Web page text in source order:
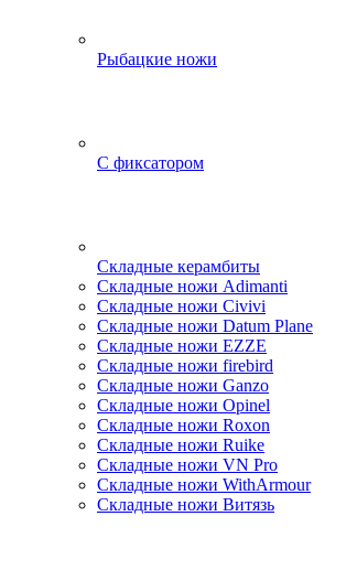
Рыбацкие ножи
С фиксатором
Складные керамбиты
Складные ножи Adimanti
Складные ножи Civivi
Складные ножи Datum Plane
Складные ножи EZZE
Складные ножи firebird
Складные ножи Ganzo
Складные ножи Opinel
Складные ножи Roxon
Складные ножи Ruike
Складные ножи VN Pro
Складные ножи WithArmour
Складные ножи Витязь